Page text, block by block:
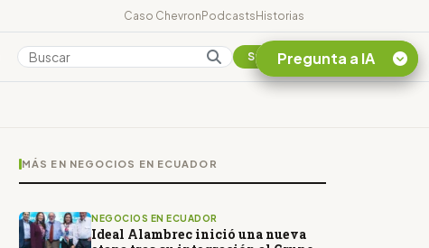
Caso ChevronPodcastsHistorias
Colombia Suscribirse
MÁS EN NEGOCIOS EN ECUADOR
NEGOCIOS EN ECUADOR
Ideal Alambrec inició una nueva
Pregunta a IA